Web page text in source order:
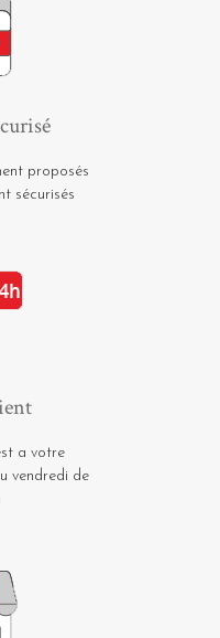
proposés
sécurisés
a votre
vendredi de